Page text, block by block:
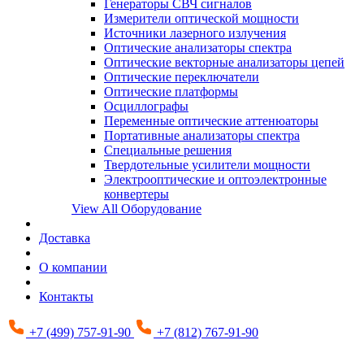
Генераторы СВЧ сигналов
Измерители оптической мощности
Источники лазерного излучения
Оптические анализаторы спектра
Оптические векторные анализаторы цепей
Оптические переключатели
Оптические платформы
Осциллографы
Переменные оптические аттенюаторы
Портативные анализаторы спектра
Специальные решения
Твердотельные усилители мощности
Электрооптические и оптоэлектронные
конвертеры
View All Оборудование
Доставка
О компании
Контакты
+7 (499) 757-91-90 +7 (812) 767-91-90